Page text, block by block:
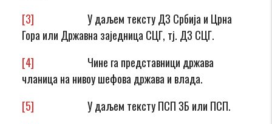
[3] У даљем тексту ДЗ Србија и Црна
Гора или Државна заједница СЦГ, тј. ДЗ СЦГ.
[4] Чине га представници држава
чланица на нивоу шефова држава и влада.
[5] У даљем тексту ПСП ЗБ или ПСП.